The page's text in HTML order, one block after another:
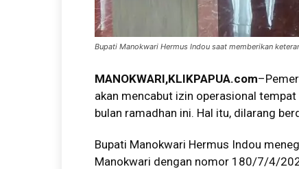
Bupati Manokwari Hermus Indou saat memberikan
MANOKWARI,KLIKPAPUA.com
akan mencabut izin operasional
bulan ramadhan ini. Hal itu, dilarang
Bupati Manokwari Hermus Indou
Manokwari dengan nomor 180/7/4/